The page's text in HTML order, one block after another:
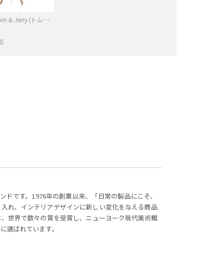
MAGIS (マジス) Tom & Jerry (トム＆ジェリー) 回転昇降式スツール
です。1976年の創業以来、「日常の製品にこそ、
れ、インテリアデザインに新しい変化を与える商品
世界で数々の賞を受賞し、ニューヨーク現代美術館
選ばれています。